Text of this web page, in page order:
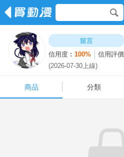
留言
信用度︰100% 信用評
(2026-07-30上線)
商品 分類
商品 分類